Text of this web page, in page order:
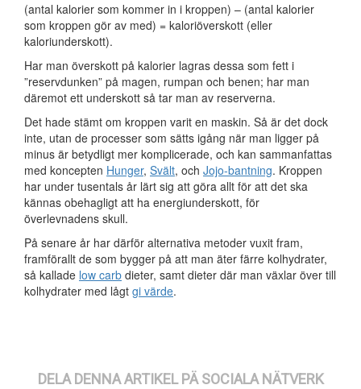
(antal kalorier som kommer in i kroppen) – (antal kalorier
som kroppen gör av med) = kaloriöverskott (eller
kaloriunderskott).
Har man överskott på kalorier lagras dessa som fett i
”reservdunken” på magen, rumpan och benen; har man
däremot ett underskott så tar man av reserverna.
Det hade stämt om kroppen varit en maskin. Så är det dock
inte, utan de processer som sätts igång när man ligger på
minus är betydligt mer komplicerade, och kan sammanfattas
med koncepten Hunger, Svält, och Jojo-bantning. Kroppen
har under tusentals år lärt sig att göra allt för att det ska
kännas obehagligt att ha energiunderskott, för
överlevnadens skull.
På senare år har därför alternativa metoder vuxit fram,
framförallt de som bygger på att man äter färre kolhydrater,
så kallade low carb dieter, samt dieter där man växlar över till
kolhydrater med lågt gi värde.
DELA DENNA ARTIKEL PÄ SOCIALA NÄTVERK